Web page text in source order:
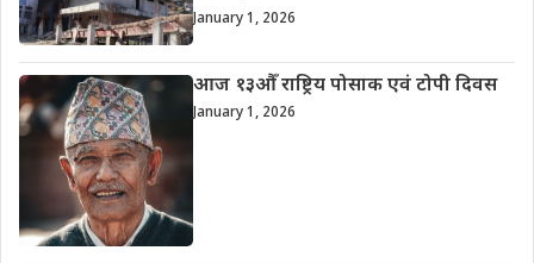
January 1, 2026
आज १३औँ राष्ट्रिय पोसाक एवं टोपी दिवस
January 1, 2026